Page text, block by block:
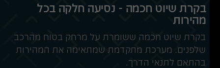
בקרת שיוט חכמה - נסיעה חלקה בכל
מהירות
בקרת שיוט חכמה ששומרת על מרחק בטוח מהרכב
שלפנים. מערכת מתקדמת שמתאימה את המהירות
בהתאם לתנאי הדרך.